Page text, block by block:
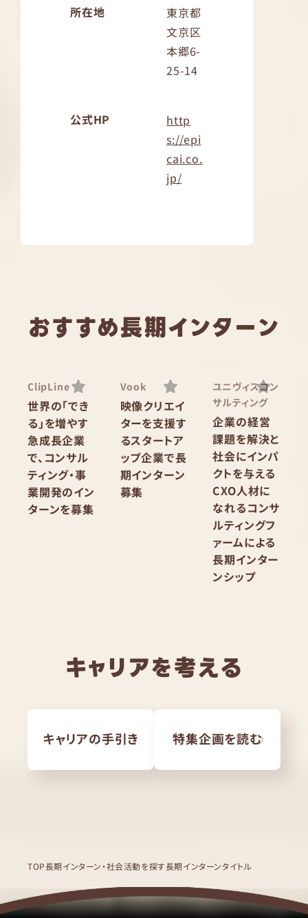
所在地
東京都
文京区
本郷6-
25-14
公式HP
http
s://epi
cai.co.
jp/
おすすめ長期インターン
ClipLine
世界の「でき
る」を増やす
急成長企業
で、コンサル
ティング・事
業開発のイン
ターンを募集
Vook
映像クリエイ
ターを支援す
るスタートア
ップ企業で長
期インターン
募集
ユニヴィスコン
サルティング
企業の経営
課題を解決と
社会にインパ
クトを与える
CXO人材に
なれるコンサ
ルティングフ
ァームによる
長期インター
ンシップ
キャリアを考える
キャリアの手引き 特集企画を読む
TOP長期インターン・社会活動を探す長期インターンタイトル